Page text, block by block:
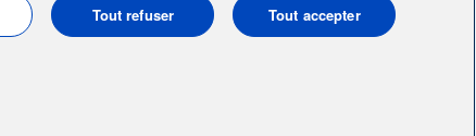
Tout refuser Tout accepter